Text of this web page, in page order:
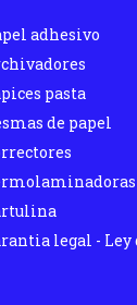
adhesivo
pasta
de papel
legal -